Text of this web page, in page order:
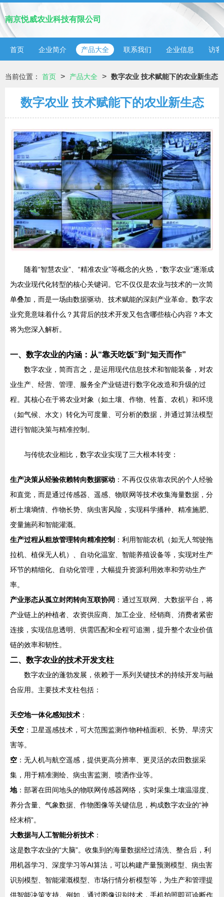
南京悦威农业科技有限公司
首页 企业简介 产品大全 联系我们 企业信息 访客
当前位置： 首页 > 产品大全 > 数字农业 技术赋能下的农业新生态
数字农业 技术赋能下的农业新生态
随着“智慧农业”、“精准农业”等概念的火热，“数字农业”逐渐成
为农业现代化转型的核心关键词。它不仅仅是农业与技术的一次简
单叠加，而是一场由数据驱动、技术赋能的深刻产业革命。数字农
业究竟意味着什么？其背后的技术开发又包含哪些核心内容？本文
将为您深入解析。
一、数字农业的内涵：从“靠天吃饭”到“知天而作”
数字农业，简而言之，是运用现代信息技术和智能装备，对农
业生产、经营、管理、服务全产业链进行数字化改造和升级的过
程。其核心在于将农业对象（如土壤、作物、牲畜、农机）和环境
（如气候、水文）转化为可度量、可分析的数据，并通过算法模型
进行智能决策与精准控制。
与传统农业相比，数字农业实现了三大根本转变：
生产决策从经验依赖转向数据驱动 ：不再仅仅依靠农民的个人经验
和直觉，而是通过传感器、遥感、物联网等技术收集海量数据，分
析土壤墒情、作物长势、病虫害风险，实现科学播种、精准施肥、
变量施药和智能灌溉。
生产过程从粗放管理转向精准控制 ：利用智能农机（如无人驾驶拖
拉机、植保无人机）、自动化温室、智能养殖设备等，实现对生产
环节的精细化、自动化管理，大幅提升资源利用效率和劳动生产
率。
产业形态从孤立封闭转向互联协同 ：通过互联网、大数据平台，将
产业链上的种植者、农资供应商、加工企业、经销商、消费者紧密
连接，实现信息透明、供需匹配和全程可追溯，提升整个农业价值
链的效率和韧性。
二、数字农业的技术开发支柱
数字农业的蓬勃发展，依赖于一系列关键技术的持续开发与融
合应用。主要技术支柱包括：
天空地一体化感知技术 ：
天空 ：卫星遥感技术，可大范围监测作物种植面积、长势、旱涝灾
害等。
空 ：无人机与航空遥感，提供更高分辨率、更灵活的农田数据采
集，用于精准测绘、病虫害监测、喷洒作业等。
地：部署在田间地头的物联网传感器网络，实时采集土壤温湿度、
养分含量、气象数据、作物图像等关键信息，构成数字农业的“神
经末梢”。
大数据与人工智能分析技术 ：
这是数字农业的“大脑”。收集到的海量数据经过清洗、整合后，利
用机器学习、深度学习等AI算法，可以构建产量预测模型、病虫害
识别模型、智能灌溉模型、市场行情分析模型等，为生产和管理提
供智能决策支持。例如，通过图像识别技术，手机拍照即可诊断作